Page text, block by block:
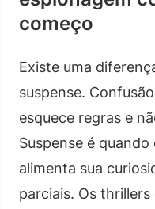
começo
Existe uma
suspense.
esquece regras e
Suspense é
alimenta sua
parciais. Os